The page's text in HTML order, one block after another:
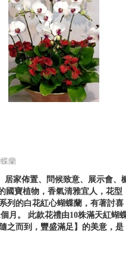
蘭
居家佈置、問候致意、展示會、
國寶植物，香氣清雅宜人，花型
列的白花紅心蝴蝶蘭，有著討喜
月。 此款花禮由10株滿天紅蝴
之而到，豐盛滿足】的美意，是